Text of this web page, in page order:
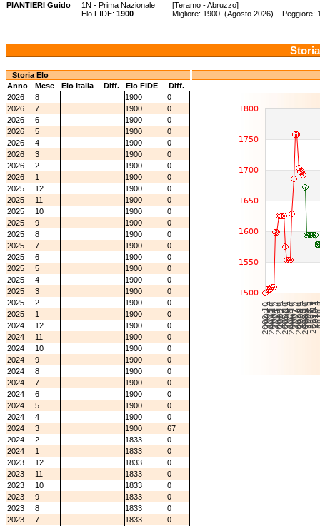
PIANTIERI Guido
1N - Prima Nazionale [Teramo - Abruzzo]
Elo FIDE: 1900 Migliore: 1900 (Agosto 2026) Peggiore:
Storia Elo
Anno
Mese Elo Italia Diff. Elo FIDE
Diff.
2026
8 1900
0
2026
7 1900
0
2026
6 1900
0
2026
5 1900
0
2026
4 1900
0
2026
3 1900
0
2026
2 1900
0
2026
1 1900
0
2025
12 1900
0
2025
11 1900
0
2025
10 1900
0
2025
9 1900
0
2025
8 1900
0
2025
7 1900
0
2025
6 1900
0
2025
5 1900
0
2025
4 1900
0
2025
3 1900
0
2025
2 1900
0
2025
1 1900
0
2024
12 1900
0
2024
11 1900
0
2024
10 1900
0
2024
9 1900
0
2024
8 1900
0
2024
7 1900
0
2024
6 1900
0
2024
5 1900
0
2024
4 1900
0
2024
3 1900
67
2024
2 1833
0
2024
1 1833
0
2023
12 1833
0
2023
11 1833
0
2023
10 1833
0
2023
9 1833
0
2023
8 1833
0
2023
7 1833
0